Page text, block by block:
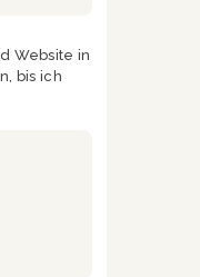
Website in
bis ich